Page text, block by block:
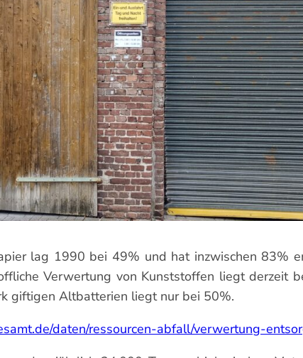
lag 1990 bei 49% und hat inzwischen 83%
Verwertung von Kunststoffen liegt derzeit
giftigen Altbatterien liegt nur bei 50%.
daten/ressourcen-abfall/verwertung-